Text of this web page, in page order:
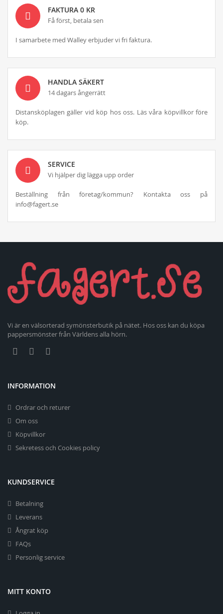
FAKTURA 0 KR
Få först, betala sen
I samarbete med Walley erbjuder vi fri faktura.
HANDLA SÄKERT
14 dagars ångerrätt
Distansköplagen gäller vid köp hos oss. Läs våra köpvillkor före
köp.
SERVICE
Vi hjälper dig lägga upp order
Beställning från företag/kommun? Kontakta oss på
info@fagert.se
Vi är en välsorterad symönsterbutik på nätet. Hos oss kan du köpa
pappersmönster från Världens alla hörn.
INFORMATION
Ordrar och returer
Om oss
Köpvillkor
Sekretess och Cookies policy
KUNDSERVICE
Betalning
Leverans
Ångrat köp
FAQs
Personlig service
MITT KONTO